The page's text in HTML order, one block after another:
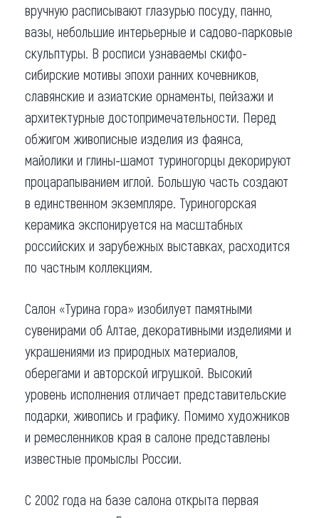
вручную расписывают глазурью посуду, панно,
вазы, небольшие интерьерные и садово-парковые
скульптуры. В росписи узнаваемы скифо-
сибирские мотивы эпохи ранних кочевников,
славянские и азиатские орнаменты, пейзажи и
архитектурные достопримечательности. Перед
обжигом живописные изделия из фаянса,
майолики и глины-шамот туриногорцы декорируют
процарапыванием иглой. Большую часть создают
в единственном экземпляре. Туриногорская
керамика экспонируется на масштабных
российских и зарубежных выставках, расходится
по частным коллекциям.
Салон «Турина гора» изобилует памятными
сувенирами об Алтае, декоративными изделиями и
украшениями из природных материалов,
оберегами и авторской игрушкой. Высокий
уровень исполнения отличает представительские
подарки, живопись и графику. Помимо художников
и ремесленников края в салоне представлены
известные промыслы России.
С 2002 года на базе салона открыта первая